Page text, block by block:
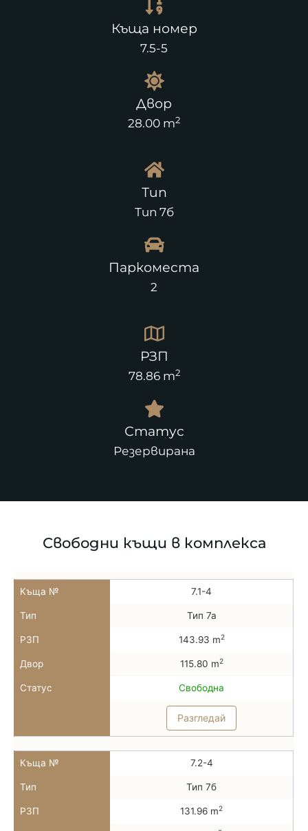
Къща номер
7.5-5
Двор
28.00 m2
Тип
Тип 7б
Паркоместа
2
РЗП
78.86 m2
Статус
Резервирана
Свободни къщи в комплекса
Къща № 7.1-4
Тип Тип 7а
РЗП 143.93 m2
Двор 115.80 m2
Статус Свободна
Разгледай
Къща № 7.2-4
Тип Тип 7б
РЗП 131.96 m2